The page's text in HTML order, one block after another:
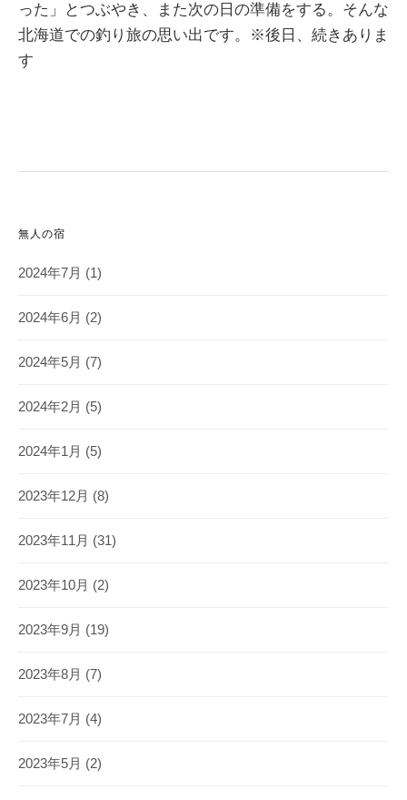
った」とつぶやき、また次の日の準備をする。そんな
北海道での釣り旅の思い出です。※後日、続きありま
す
無人の宿
2024年7月 (1)
2024年6月 (2)
2024年5月 (7)
2024年2月 (5)
2024年1月 (5)
2023年12月 (8)
2023年11月 (31)
2023年10月 (2)
2023年9月 (19)
2023年8月 (7)
2023年7月 (4)
2023年5月 (2)